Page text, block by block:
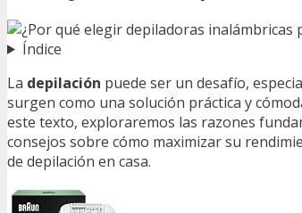
Índice
La depilación puede ser un desafío,
surgen como una solución práctica y
este texto, exploraremos las razones
consejos sobre cómo maximizar su
de depilación en casa.